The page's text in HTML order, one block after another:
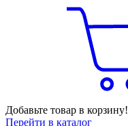
Добавьте товар в корзину!
Перейти в каталог